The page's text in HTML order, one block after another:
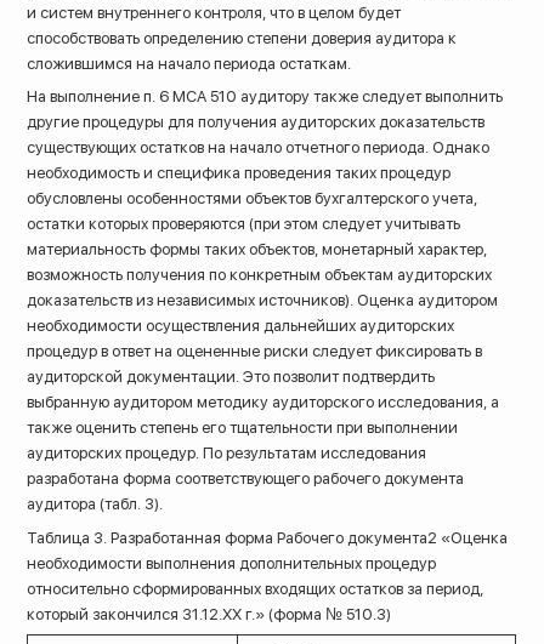
и систем внутреннего контроля, что в целом будет
способствовать определению степени доверия аудитора к
сложившимся на начало периода остаткам.
На выполнение п. 6 МСА 510 аудитору также следует выполнить
другие процедуры для получения аудиторских доказательств
существующих остатков на начало отчетного периода. Однако
необходимость и специфика проведения таких процедур
обусловлены особенностями объектов бухгалтерского учета,
остатки которых проверяются (при этом следует учитывать
материальность формы таких объектов, монетарный характер,
возможность получения по конкретным объектам аудиторских
доказательств из независимых источников). Оценка аудитором
необходимости осуществления дальнейших аудиторских
процедур в ответ на оцененные риски следует фиксировать в
аудиторской документации. Это позволит подтвердить
выбранную аудитором методику аудиторского исследования, а
также оценить степень его тщательности при выполнении
аудиторских процедур. По результатам исследования
разработана форма соответствующего рабочего документа
аудитора (табл. 3).
Таблица 3. Разработанная форма Рабочего документа2 «Оценка
необходимости выполнения дополнительных процедур
относительно сформированных входящих остатков за период,
который закончился 31.12.ХХ г.» (форма № 510.3)